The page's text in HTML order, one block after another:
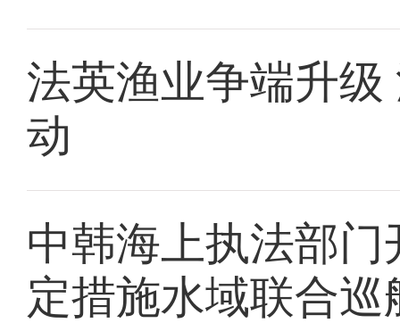
法英渔业争端升
动
中韩海上执法部
定措施水域联合巡